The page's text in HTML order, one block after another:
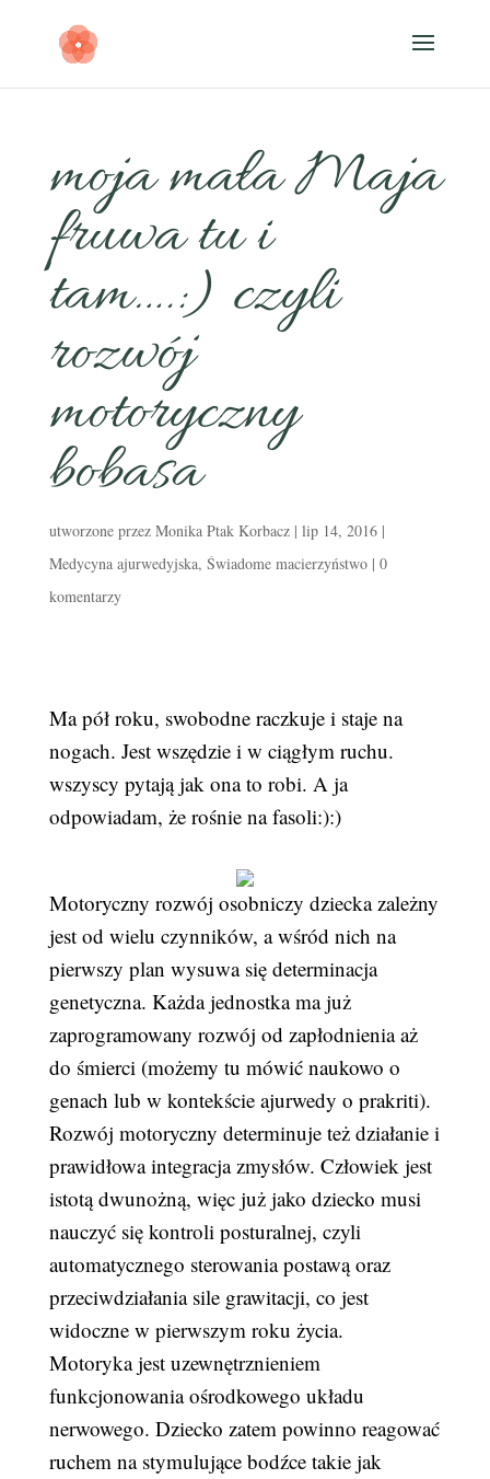
moja mała Maja
fruwa tu i
tam….:) czyli
rozwój
motoryczny
bobasa
utworzone przez Monika Ptak Korbacz| lip 14, 2016|
Medycyna ajurwedyjska, Świadome macierzyństwo| 0
komentarzy
Ma pół roku, swobodne raczkuje i staje na
nogach. Jest wszędzie i w ciągłym ruchu.
wszyscy pytają jak ona to robi. A ja
odpowiadam, że rośnie na fasoli:):)
Motoryczny rozwój osobniczy dziecka zależny
jest od wielu czynników, a wśród nich na
pierwszy plan wysuwa się determinacja
genetyczna. Każda jednostka ma już
zaprogramowany rozwój od zapłodnienia aż
do śmierci (możemy tu mówić naukowo o
genach lub w kontekście ajurwedy o prakriti).
Rozwój motoryczny determinuje też działanie i
prawidłowa integracja zmysłów. Człowiek jest
istotą dwunożną, więc już jako dziecko musi
nauczyć się kontroli posturalnej, czyli
automatycznego sterowania postawą oraz
przeciwdziałania sile grawitacji, co jest
widoczne w pierwszym roku życia.
Motoryka jest uzewnętrznieniem
funkcjonowania ośrodkowego układu
nerwowego. Dziecko zatem powinno reagować
ruchem na stymulujące bodźce takie jak